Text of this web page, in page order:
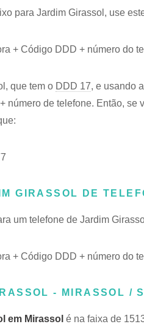
para Jardim Girassol, use
+ Código DDD + número do
que tem o DDD 17, e usando
número de telefone. Então,
GIRASSOL DE
um telefone de Jardim
+ Código DDD + número do
- MIRASSOL /
em Mirassol é na faixa de